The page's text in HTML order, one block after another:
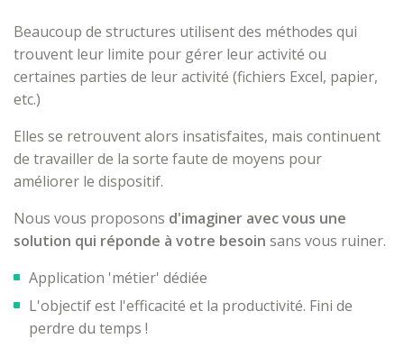
Beaucoup de structures utilisent des méthodes qui
trouvent leur limite pour gérer leur activité ou
certaines parties de leur activité (fichiers Excel, papier,
etc.)
Elles se retrouvent alors insatisfaites, mais continuent
de travailler de la sorte faute de moyens pour
améliorer le dispositif.
Nous vous proposons d'imaginer avec vous une
solution qui réponde à votre besoin sans vous ruiner.
Application 'métier' dédiée
L'objectif est l'efficacité et la productivité. Fini de
perdre du temps !